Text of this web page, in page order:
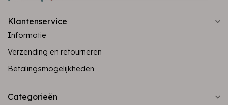
Klantenservice
Informatie
Verzending en retourneren
Betalingsmogelijkheden
Categorieën